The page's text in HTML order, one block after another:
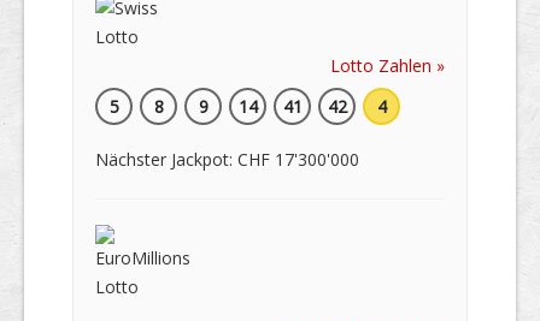
Lotto Zahlen »
5
8 9 14 41 42 4
Nächster Jackpot: CHF 17'300'000